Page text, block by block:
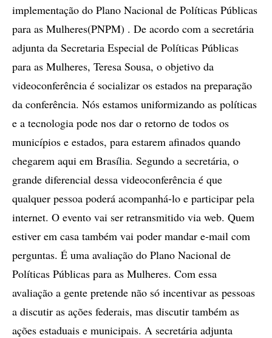
implementação do Plano Nacional de Políticas Públicas
para as Mulheres(PNPM) . De acordo com a secretária
adjunta da Secretaria Especial de Políticas Públicas
para as Mulheres, Teresa Sousa, o objetivo da
videoconferência é socializar os estados na preparação
da conferência. Nós estamos uniformizando as políticas
e a tecnologia pode nos dar o retorno de todos os
municípios e estados, para estarem afinados quando
chegarem aqui em Brasília. Segundo a secretária, o
grande diferencial dessa videoconferência é que
qualquer pessoa poderá acompanhá-lo e participar pela
internet. O evento vai ser retransmitido via web. Quem
estiver em casa também vai poder mandar e-mail com
perguntas. É uma avaliação do Plano Nacional de
Políticas Públicas para as Mulheres. Com essa
avaliação a gente pretende não só incentivar as pessoas
a discutir as ações federais, mas discutir também as
ações estaduais e municipais. A secretária adjunta